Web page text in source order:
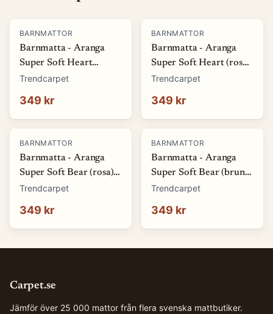
BARNMATTOR
Barnmatta - Aranga
Super Soft Heart
(beige) (Storlek: Ø 80
Trendcarpet
349 kr
BARNMATTOR
Barnmatta - Aranga
Super Soft Heart (rosa)
(Storlek: Ø 80 cm)
Trendcarpet
349 kr
BARNMATTOR
Barnmatta - Aranga
Super Soft Bear (rosa)
(Storlek: Ø 80 cm)
Trendcarpet
349 kr
BARNMATTOR
Barnmatta - Aranga
Super Soft Bear (brun)
(Storlek: Ø 80 cm)
Trendcarpet
349 kr
Carpet.se
Jämför över 25 000 mattor från flera svenska mattbutiker.